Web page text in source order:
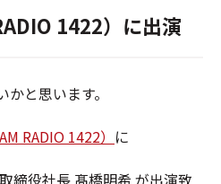
1422）に出演
と思います。
RADIO 1422） に
締役社長 髙橋明希 が出演致